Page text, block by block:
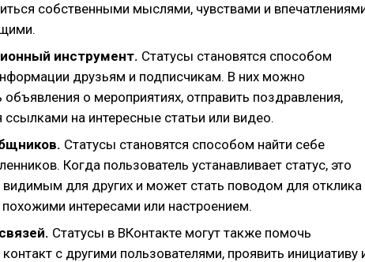
собственными мыслями, чувствами и
инструмент. Статусы становятся способом
друзьям и подписчикам. В них можно
объявления о мероприятиях, отправить поздравления,
ссылками на интересные статьи или видео.
Статусы становятся способом найти себе
Когда пользователь устанавливает статус, это
видимым для других и может стать поводом для отклика
интересами или настроением.
Статусы в ВКонтакте могут также помочь
контакт с другими пользователями, проявить инициативу